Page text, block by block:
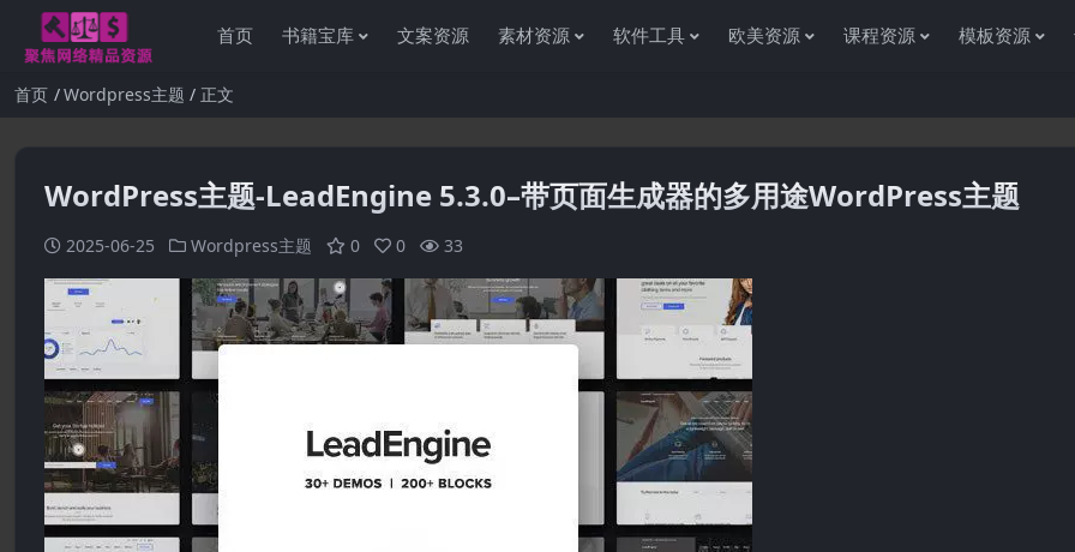
首页 书籍宝库 文案资源 素材资源 软件工具 欧美资源 课程资源 模板资源
首页 Wordpress主题 正文
WordPress主题-LeadEngine 5.3.0–带页面生成器的多用途WordPress主题
2025-06-25 Wordpress主题 0 0 33